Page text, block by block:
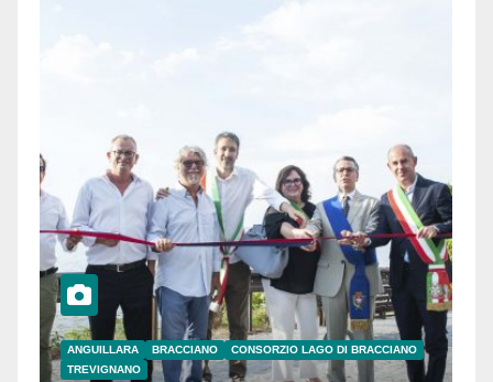
ANGUILLARA BRACCIANO
CONSORZIO LAGO DI BRACCIANO
TREVIGNANO